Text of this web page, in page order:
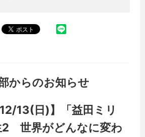
からのお知らせ
13(日)】「益田ミリ
2 世界がどんなに変わ